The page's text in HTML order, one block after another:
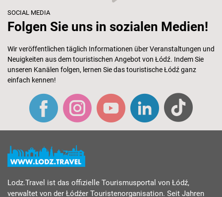
SOCIAL MEDIA
Folgen Sie uns in sozialen Medien!
Wir veröffentlichen täglich Informationen über Veranstaltungen und
Neuigkeiten aus dem touristischen Angebot von Łódź. Indem Sie
unseren Kanälen folgen, lernen Sie das touristische Łódź ganz
einfach kennen!
Lodz.Travel ist das offizielle Tourismusportal von Łódź,
verwaltet von der Łódźer Touristenorganisation. Seit Jahren